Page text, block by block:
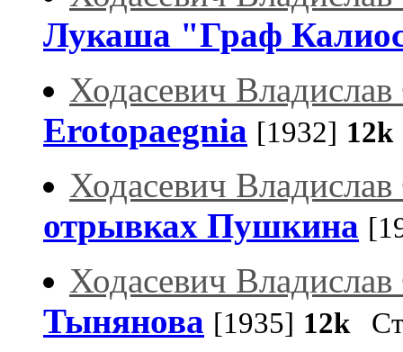
Лукаша "Граф
Ходасевич
Erotopaegnia [1932] 12k
Ходасевич
отрывках Пушкина
Ходасевич
Тынянова [1935] 12k